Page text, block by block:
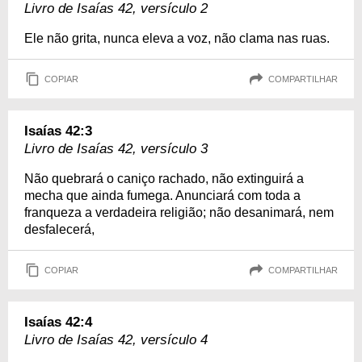
Livro de Isaías 42, versículo 2
Ele não grita, nunca eleva a voz, não clama nas ruas.
COPIAR COMPARTILHAR
Isaías 42:3
Livro de Isaías 42, versículo 3
Não quebrará o caniço rachado, não extinguirá a
mecha que ainda fumega. Anunciará com toda a
franqueza a verdadeira religião; não desanimará, nem
desfalecerá,
COPIAR COMPARTILHAR
Isaías 42:4
Livro de Isaías 42, versículo 4